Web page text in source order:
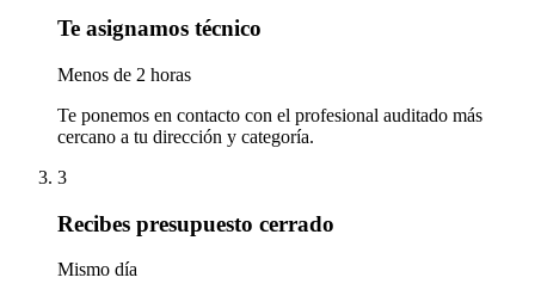
Te asignamos técnico
Menos de 2 horas
Te ponemos en contacto con el profesional auditado más
cercano a tu dirección y categoría.
3
Recibes presupuesto cerrado
Mismo día